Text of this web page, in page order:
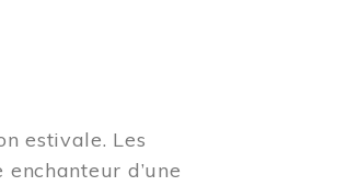
estivale. Les
d’une